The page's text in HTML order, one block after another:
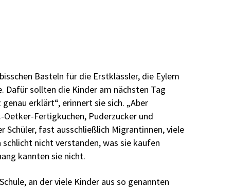
Basteln für die Erstklässler, die Eylem
Dafür sollten die Kinder am nächsten Tag
erklärt“, erinnert sie sich. „Aber
Fertigkuchen, Puderzucker und
Schüler, fast ausschließlich Migrantinnen, viele
nicht verstanden, was sie kaufen
kannten sie nicht.
an der viele Kinder aus so genannten